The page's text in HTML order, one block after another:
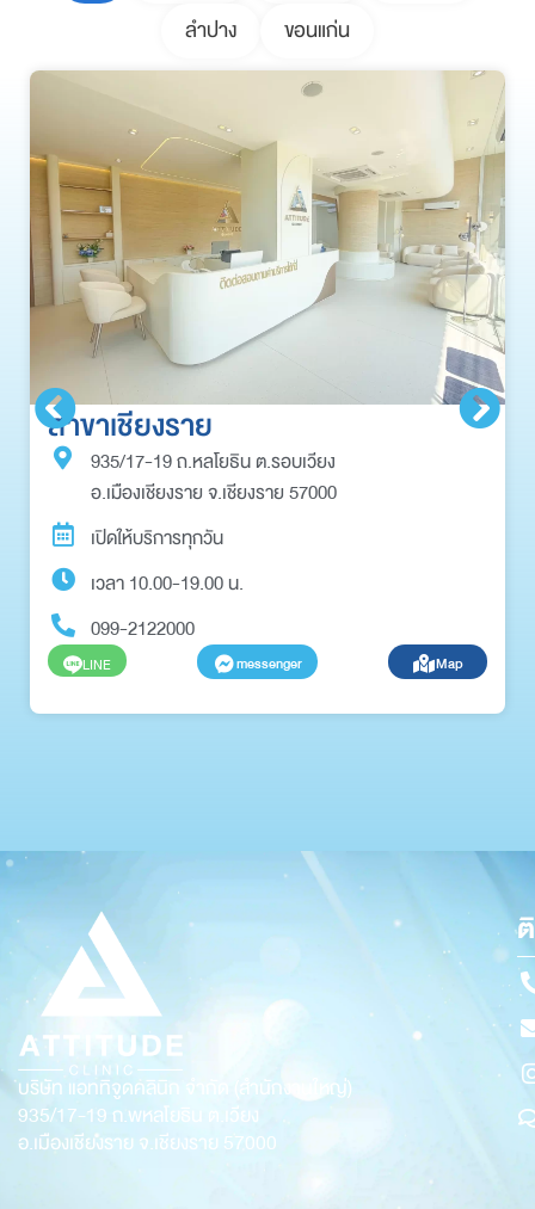
ลำปาง ขอนแก่น
สาขาเชียงราย
935/17-19 ถ.หลโยธิน ต.รอบเวียง
อ.เมืองเชียงราย จ.เชียงราย 57000
เปิดให้บริการทุกวัน
เวลา 10.00-19.00 น.
099-2122000
LINE messenger Map
บริษัท แอททิจูดคลินิก จำกัด (สำนักงานใหญ่)
935/17-19 ถ.พหลโยธิน ต.เวียง
อ.เมืองเชียงราย จ.เชียงราย 57000